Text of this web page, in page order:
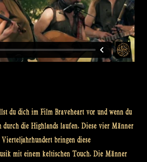
du dich im Film Braveheart vor und wenn du
durch die Highlands laufen. Diese vier Männer
Vierteljahrhundert bringen diese
mit einem keltischen Touch. Die Männer